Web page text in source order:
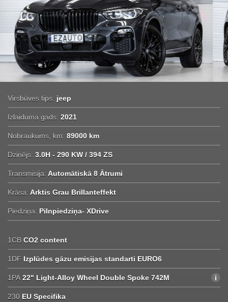
Virsbūves tips: jeep
Izlaiduma gads: 2021
Nobraukums, km: 89000 km
Dzinējs: 3.0H - 290 KW / 394 ZS
Transmisija: Automātiskā 8 Ātrumi
Krāsa: Arktis Grau Brillanteffekt
Piedziņa: Pilnpiedziņa- XDrive
1CB CO2 content
1DF Izplūdes gāzu emisijas standarti EURO6
1PA 22" Light-Alloy Wheel Double Spoke 742M
230 EU Specifika